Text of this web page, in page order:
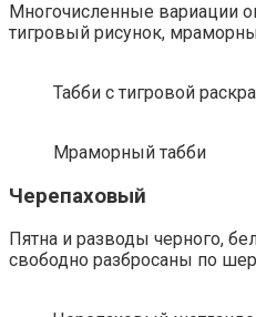
Многочисленные вариации
тигровый рисунок,
Табби с тигровой
Мраморный табби
Черепаховый
Пятна и разводы черного,
свободно разбросаны по